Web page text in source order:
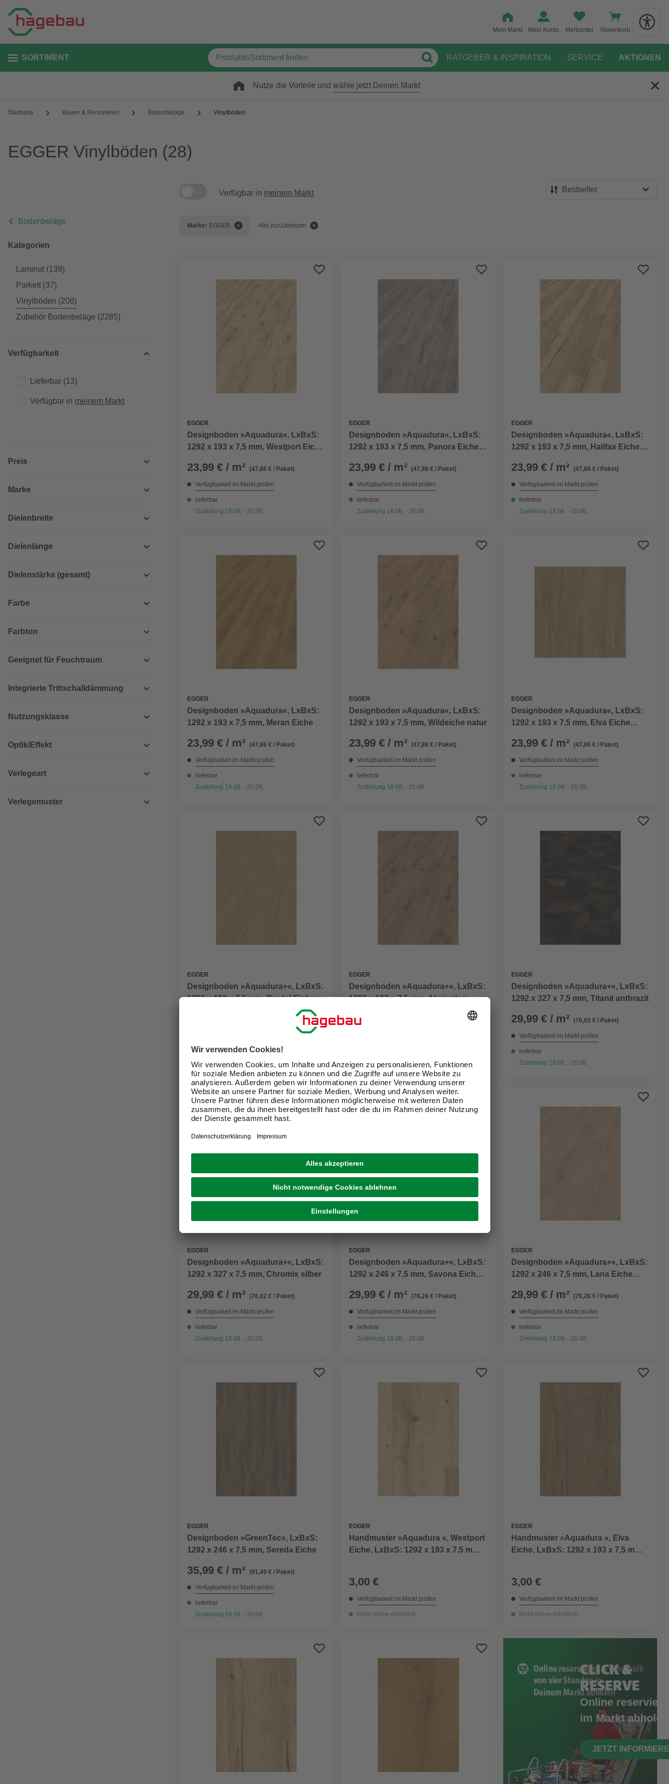
Mein Markt Mein Konto Merkzettel Warenkorb
SORTIMENT RATGEBER & INSPIRATION SERVICE AKTIONEN
Nutze die Vorteile und wähle jetzt Deinen Markt
Startseite Bauen & Renovieren Bodenbeläge Vinylböden
EGGER Vinylböden (28)
Bodenbeläge
Kategorien
Laminat (139)
Parkett (37)
Vinylböden (208)
Zubehör Bodenbeläge (2285)
Verfügbarkeit
Lieferbar (13)
Verfügbar in meinem Markt
Preis
Marke
Dielenbreite
Dielenlänge
Dielenstärke (gesamt)
Farbe
Farbton
Geeignet für Feuchtraum
Integrierte Trittschalldämmung
Nutzungsklasse
Optik/Effekt
Verlegeart
Verlegemuster
Verfügbar in meinem Markt Bestseller
Marke: EGGER Alle zurücksetzen
EGGER
Designboden »Aquadura«, LxBxS:
1292 x 193 x 7,5 mm, Westport Eiche
23,99 € / m² (47,86 € / Paket)
Verfügbarkeit im Markt prüfen
lieferbar
Zustellung 18.08. - 20.08.
EGGER
Designboden »Aquadura«, LxBxS:
1292 x 193 x 7,5 mm, Panora Eiche
23,99 € / m² (47,86 € / Paket)
Verfügbarkeit im Markt prüfen
lieferbar
Zustellung 18.08. - 20.08.
EGGER
Designboden »Aquadura«, LxBxS:
1292 x 193 x 7,5 mm, Halifax Eiche
23,99 € / m² (47,86 € / Paket)
Verfügbarkeit im Markt prüfen
lieferbar
Zustellung 18.08. - 20.08.
EGGER
Designboden »Aquadura«, LxBxS:
1292 x 193 x 7,5 mm, Meran Eiche
23,99 € / m² (47,86 € / Paket)
Verfügbarkeit im Markt prüfen
lieferbar
Zustellung 18.08. - 20.08.
EGGER
Designboden »Aquadura«, LxBxS:
1292 x 193 x 7,5 mm, Wildeiche natur
23,99 € / m² (47,86 € / Paket)
Verfügbarkeit im Markt prüfen
lieferbar
Zustellung 18.08. - 20.08.
EGGER
Designboden »Aquadura«, LxBxS:
1292 x 193 x 7,5 mm, Elva Eiche
23,99 € / m² (47,86 € / Paket)
Verfügbarkeit im Markt prüfen
lieferbar
Zustellung 18.08. - 20.08.
EGGER
Designboden »Aquadura+«, LxBxS:
1292 x 193 x 7,5 mm, Berdal Eiche
lieferbar
Zustellung 18.08. - 20.08.
EGGER
Designboden »Aquadura+«, LxBxS:
1292 x 193 x 7,5 mm, Almington
27,99 € / m²
Zustellung 18.08. - 20.08.
EGGER
Designboden »Aquadura+«, LxBxS:
1292 x 327 x 7,5 mm, Titanit anthrazit
29,99 € / m² (76,02 € / Paket)
Verfügbarkeit im Markt prüfen
lieferbar
Zustellung 18.08. - 20.08.
EGGER
Designboden »Aquadura+«, LxBxS:
1292 x 327 x 7,5 mm, Chromix silber
29,99 € / m² (76,02 € / Paket)
Verfügbarkeit im Markt prüfen
lieferbar
Zustellung 18.08. - 20.08.
EGGER
Designboden »Aquadura+«, LxBxS:
1292 x 246 x 7,5 mm, Savona Eiche
29,99 € / m² (76,26 € / Paket)
Verfügbarkeit im Markt prüfen
lieferbar
Zustellung 18.08. - 20.08.
EGGER
Designboden »Aquadura+«, LxBxS:
1292 x 246 x 7,5 mm, Lana Eiche
29,99 € / m² (76,26 € / Paket)
Verfügbarkeit im Markt prüfen
lieferbar
Zustellung 18.08. - 20.08.
EGGER
Designboden »GreenTec«, LxBxS:
1292 x 246 x 7,5 mm, Sereda Eiche
35,99 € / m² (91,49 € / Paket)
Verfügbarkeit im Markt prüfen
lieferbar
Zustellung 18.08. - 20.08.
EGGER
Handmuster »Aquadura «, Westport
Eiche, LxBxS: 1292 x 193 x 7,5 mm,
3,00 €
Verfügbarkeit im Markt prüfen
Nicht online erhältlich
EGGER
Handmuster »Aquadura «, Elva
Eiche, LxBxS: 1292 x 193 x 7,5 mm,
3,00 €
Verfügbarkeit im Markt prüfen
Nicht online erhältlich
CLICK &
RESERVE
Online
im Markt abholen
JETZT